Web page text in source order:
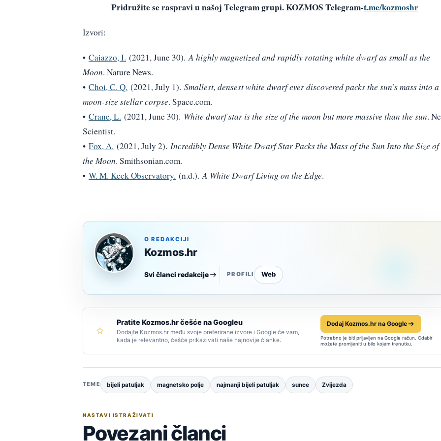
Pridružite se raspravi u našoj Telegram grupi. KOZMOS Telegram-t.me/kozmoshr
Izvori:
• Caiazzo, I. (2021, June 30).A highly magnetized and rapidly rotating white dwarf as small as the
Moon. Nature News.
• Choi, C. Q. (2021, July 1). Smallest, densest white dwarf ever discovered packs the sun’s mass into a
moon-size stellar corpse. Space.com.
• Crane, L. (2021, June 30). White dwarf star is the size of the moon but more massive than the sun.
Scientist.
• Fox, A. (2021, July 2). Incredibly Dense White Dwarf Star Packs the Mass of the Sun Into the Size of
the Moon. Smithsonian.com.
• W. M. Keck Observatory. (n.d.).A White Dwarf Living on the Edge.
O REDAKCIJI
Kozmos.hr
Svi članci redakcije PROFILI Web
Pratite Kozmos.hr češće na Googleu
Dodajte Kozmos.hr među svoje preferirane izvore i Google će vam,
kada je relevantno, češće prikazivati naše najnovije članke.
Dodaj Kozmos.hr na Google
Potrebno je biti prijavljen na Google račun. Odabir
možete promijeniti u bilo kojem trenutku.
TEME bijeli patuljak magnetsko polje najmanji bijeli patuljak sunce Zvijezda
NASTAVI ISTRAŽIVATI
Povezani članci